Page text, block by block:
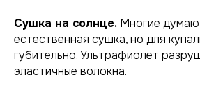
Сушка на солнце. Многие
естественная сушка, но для
губительно. Ультрафиолет
эластичные волокна.